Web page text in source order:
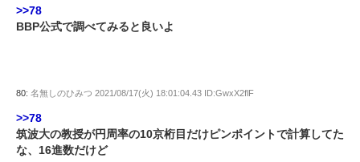
>>78
BBP公式で調べてみると良いよ
80: 名無しのひみつ 2021/08/17(火) 18:01:04.43 ID:GwxX2flF
>>78
筑波大の教授が円周率の10京桁目だけピンポイントで計算してた
な、16進数だけど